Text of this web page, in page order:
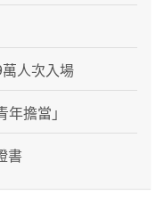
人次入場
擔當」
書